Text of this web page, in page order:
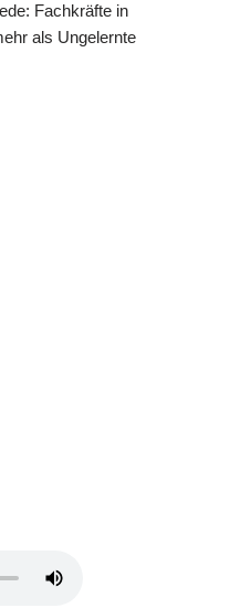
Fachkräfte in
als Ungelernte